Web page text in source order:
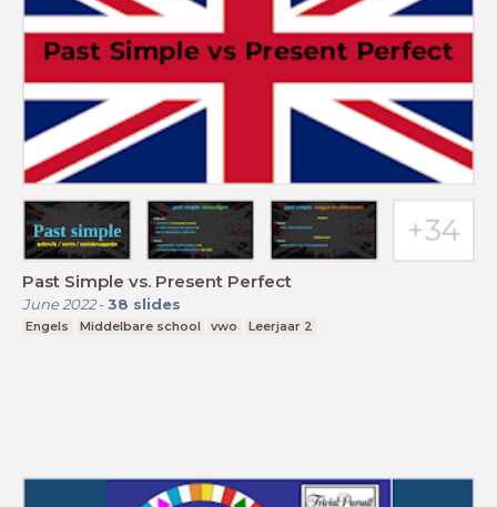
Past Simple vs. Present Perfect
June 2022- 38 slides
Engels Middelbare school vwo Leerjaar 2